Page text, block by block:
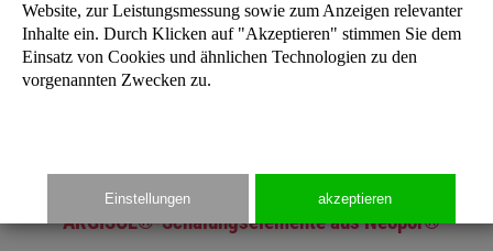
Zurück Weiter
ARGISOL®-Schalungselemente aus Neopor®
Website, zur Leistungsmessung sowie zum Anzeigen relevanter
Inhalte ein. Durch Klicken auf "Akzeptieren" stimmen Sie dem
Einsatz von Cookies und ähnlichen Technologien zu den
vorgenannten Zwecken zu.
Einstellungen akzeptieren